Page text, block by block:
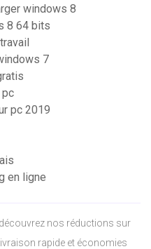
windows 8
8 64 bits
7
pc
pc 2019
en ligne
nos réductions sur
rapide et économies